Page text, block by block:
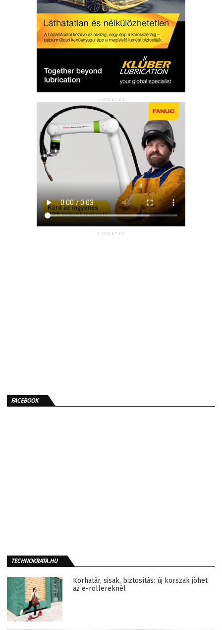
HIRDETÉS
HIRDETÉS
FACEBOOK
TECHNOKRATA.HU
Korhatár, sisak, biztosítás: új korszak jöhet
az e-rollereknél